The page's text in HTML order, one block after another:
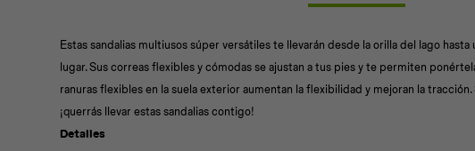
Estas sandalias multiusos súper versátiles te llevarán desde la orilla del lago hasta
lugar. Sus correas flexibles y cómodas se ajustan a tus pies y te permiten
ranuras flexibles en la suela exterior aumentan la flexibilidad y mejoran la tracción.
¡querrás llevar estas sandalias contigo!
Detalles